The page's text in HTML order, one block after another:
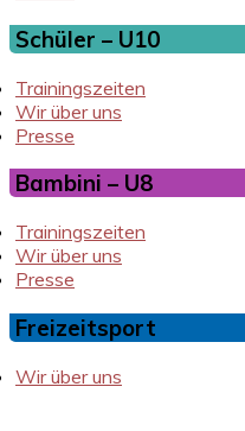
Schüler – U10
Trainingszeiten
Wir über uns
Presse
Bambini – U8
Trainingszeiten
Wir über uns
Presse
Freizeitsport
Wir über uns